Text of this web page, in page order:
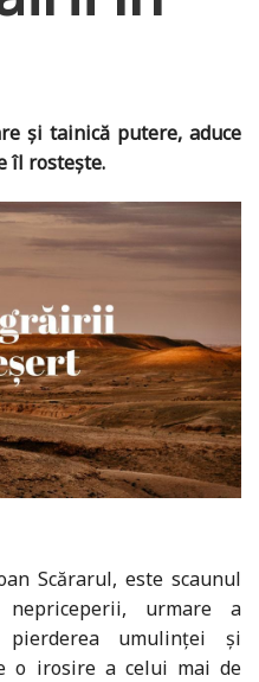
și tainică putere, aduce
îl rostește.
Scărarul, este scaunul
urmare a
umulinței și
o irosire a celui mai de